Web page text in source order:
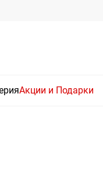
Акции и Подарки